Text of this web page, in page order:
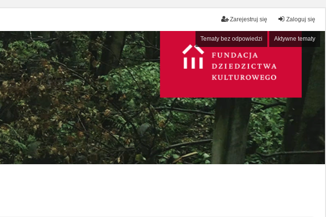
Zaloguj się
Zarejestruj się
Tematy bez odpowiedzi Aktywne tematy